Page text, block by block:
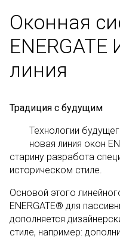
Оконная
ENERGATE
линия
Традиция с будущим
Технологии
новая линия окон
старину разработа
историческом стиле.
Основой этого
ENERGATE® для
дополняется
стиле, например: